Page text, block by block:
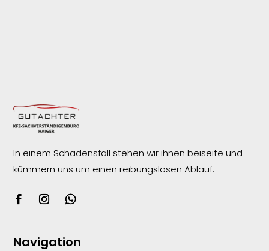
In einem Schadensfall stehen wir ihnen beiseite und
kümmern uns um einen reibungslosenAblauf.
Navigation